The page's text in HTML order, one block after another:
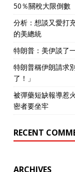
50％關稅大限倒數
分析：想談又愛打
的美總統
特朗普：美伊談了
特朗普稱伊朗請求
了！」
被彈藥短缺報導惹
密者要坐牢
RECENT
ARCHIVES